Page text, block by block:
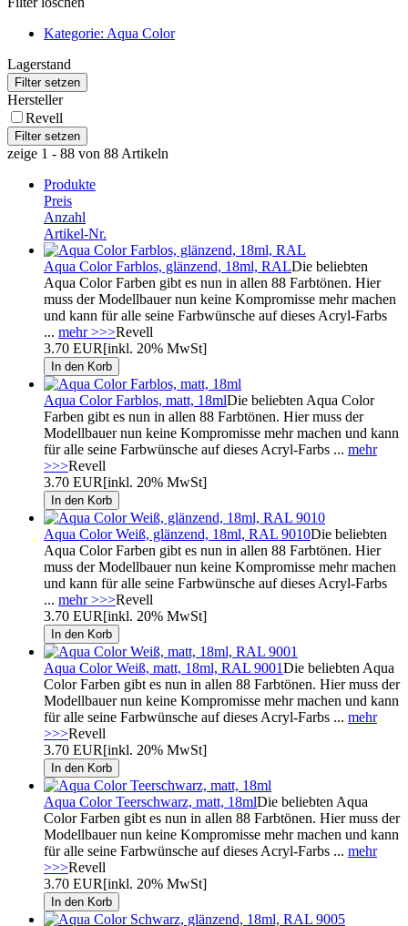
Kategorie: Aqua Color
Lagerstand
Hersteller
Revell
zeige 1 - 88 von 88 Artikeln
Produkte
Preis
Anzahl
Artikel-Nr.
Aqua Color Farblos, glänzend, 18ml, RALDie beliebten
Aqua Color Farben gibt es nun in allen 88 Farbtönen. Hier
muss der Modellbauer nun keine Kompromisse mehr machen
und kann für alle seine Farbwünsche auf dieses Acryl-Farbs
... mehr >>>Revell
3.70 EUR[inkl. 20% MwSt]
Aqua Color Farblos, matt, 18mlDie beliebten Aqua Color
Farben gibt es nun in allen 88 Farbtönen. Hier muss der
Modellbauer nun keine Kompromisse mehr machen und kann
für alle seine Farbwünsche auf dieses Acryl-Farbs ... mehr
>>>Revell
3.70 EUR[inkl. 20% MwSt]
Aqua Color Weiß, glänzend, 18ml, RAL 9010Die beliebten
Aqua Color Farben gibt es nun in allen 88 Farbtönen. Hier
muss der Modellbauer nun keine Kompromisse mehr machen
und kann für alle seine Farbwünsche auf dieses Acryl-Farbs
... mehr >>>Revell
3.70 EUR[inkl. 20% MwSt]
Aqua Color Weiß, matt, 18ml, RAL 9001Die beliebten Aqua
Color Farben gibt es nun in allen 88 Farbtönen. Hier muss der
Modellbauer nun keine Kompromisse mehr machen und kann
für alle seine Farbwünsche auf dieses Acryl-Farbs ... mehr
>>>Revell
3.70 EUR[inkl. 20% MwSt]
Aqua Color Teerschwarz, matt, 18mlDie beliebten Aqua
Color Farben gibt es nun in allen 88 Farbtönen. Hier muss der
Modellbauer nun keine Kompromisse mehr machen und kann
für alle seine Farbwünsche auf dieses Acryl-Farbs ... mehr
>>>Revell
3.70 EUR[inkl. 20% MwSt]